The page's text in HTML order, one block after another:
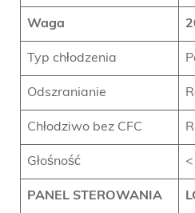
Waga
Typ chłodzenia
Odszranianie
Chłodziwo bez CFC
Głośność
PANEL STEROWANIA